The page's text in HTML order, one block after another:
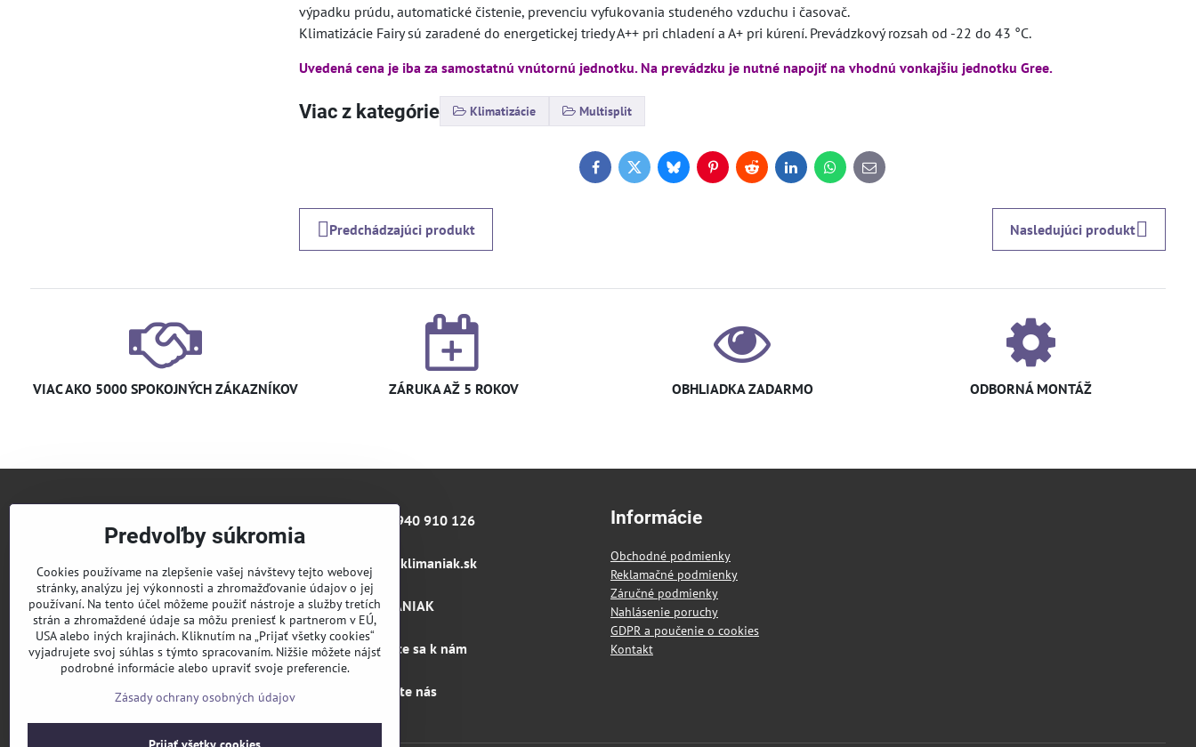
výpadku prúdu, automatické čistenie, prevenciu vyfukovania studeného vzduchu i časovač.
Klimatizácie Fairy sú zaradené do energetickej triedy A++ pri chladení a A+ pri kúrení. Prevádzkový rozsah od -22 do 43 °C.
Uvedená cena je iba za samostatnú vnútornú jednotku. Na prevádzku je nutné napojiť na vhodnú vonkajšiu jednotku Gree.
Viac z kategórie Klimatizácie Multisplit
FacebookTwitterBlueskyPinterestRedditLinkedInWhatsApp
E-
mail
Predchádzajúci produkt Nasledujúci produkt
VIAC AKO 5000 SPOKOJNÝCH ZÁKAZNÍKOV ZÁRUKA AŽ 5 ROKOV OBHLIADKA ZADARMO ODBORNÁ MONTÁŽ
+421 940 910 126
info​@klimaniak​.sk
KLIMANIAK
Pridajte sa k nám
Sledujte nás
Informácie
Obchodné podmienky
Reklamačné podmienky
Záručné podmienky
Nahlásenie poruchy
GDPR a poučenie o cookies
Kontakt
Predvoľby súkromia
Cookies používame na zlepšenie vašej návštevy tejto webovej
stránky, analýzu jej výkonnosti a zhromažďovanie údajov o jej
používaní. Na tento účel môžeme použiť nástroje a služby tretích
strán a zhromaždené údaje sa môžu preniesť k partnerom v EÚ,
USA alebo iných krajinách. Kliknutím na „Prijať všetky cookies“
vyjadrujete svoj súhlas s týmto spracovaním. Nižšie môžete nájsť
podrobné informácie alebo upraviť svoje preferencie.
Zásady ochrany osobných údajov